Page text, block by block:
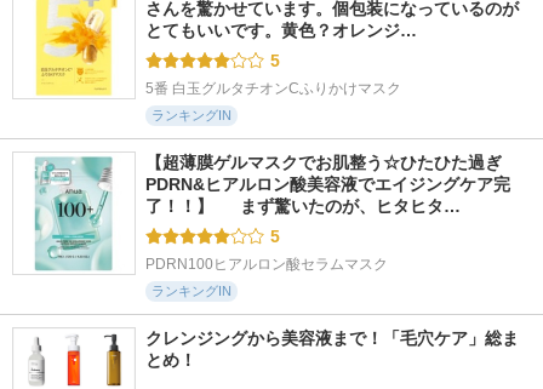
さんを驚かせています。個包装になっているのが
とてもいいです。黄色？オレンジ…
5
5番 白玉グルタチオンCふりかけマスク
ランキングIN
【超薄膜ゲルマスクでお肌整う☆ひたひた過ぎ
PDRN&ヒアルロン酸美容液でエイジングケア完
了！！】  　まず驚いたのが、ヒタヒタ…
5
PDRN100ヒアルロン酸セラムマスク
ランキングIN
クレンジングから美容液まで！「毛穴ケア」総ま
とめ！